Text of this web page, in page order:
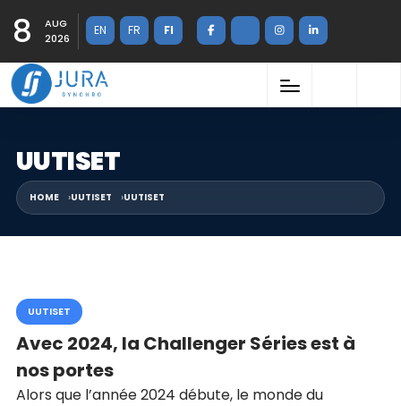
8
AUG
2026
EN FR FI
UUTISET
HOME UUTISET UUTISET
UUTISET
Avec 2024, la Challenger Séries est à
nos portes
Alors que l’année 2024 débute, le monde du